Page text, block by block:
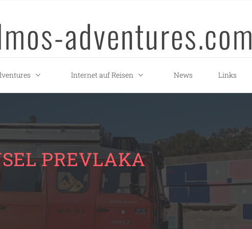
adventures.com
Internet auf Reisen News Links
PREVLAKA